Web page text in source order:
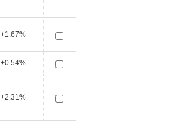
+1.67%
+0.54%
+2.31%